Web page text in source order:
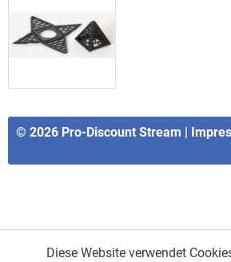
© 2026 Pro-Discount Stream
Diese Website verwendet